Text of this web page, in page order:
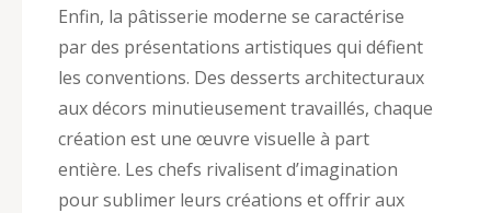
Enfin, la pâtisserie moderne se caractérise
par des présentations artistiques qui défient
les conventions. Des desserts architecturaux
aux décors minutieusement travaillés, chaque
création est une œuvre visuelle à part
entière. Les chefs rivalisent d’imagination
pour sublimer leurs créations et offrir aux